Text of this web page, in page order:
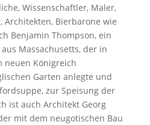
Wissenschaftler, Maler,
Architekten, Bierbarone wie
Benjamin Thompson, ein
Massachusetts, der in
neuen Königreich
Garten anlegte und
zur Speisung der
ist auch Architekt Georg
mit dem neugotischen Bau